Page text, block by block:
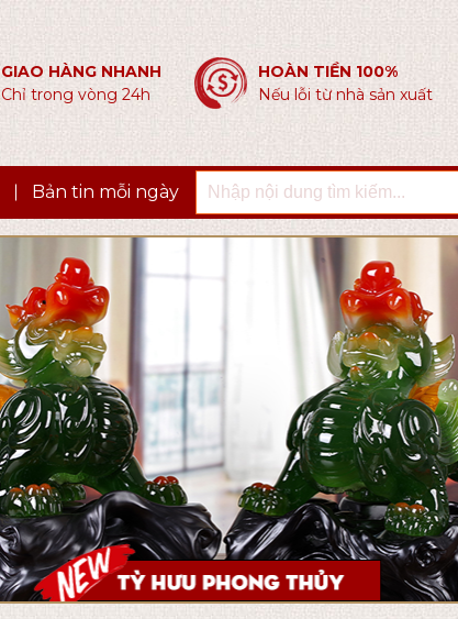
GIAO HÀNG NHANH
Chỉ trong vòng 24h
HOÀN TIỀN 100%
Nếu lỗi từ nhà sản xuất
Bản tin mỗi ngày